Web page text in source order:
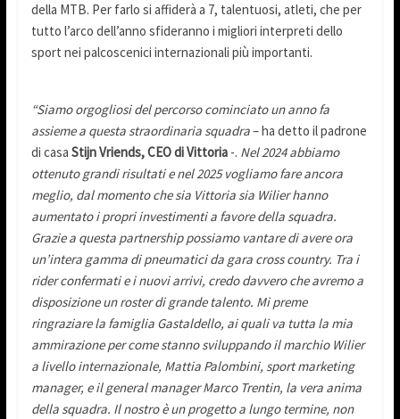
della MTB. Per farlo si affiderà a 7, talentuosi, atleti, che per
tutto l’arco dell’anno sfideranno i migliori interpreti dello
sport nei palcoscenici internazionali più importanti.
“Siamo orgogliosi del percorso cominciato un anno fa
assieme a questa straordinaria squadra– ha detto il padrone
di casa Stijn Vriends, CEO di Vittoria-. Nel 2024 abbiamo
ottenuto grandi risultati e nel 2025 vogliamo fare ancora
meglio, dal momento che sia Vittoria sia Wilier hanno
aumentato i propri investimenti a favore della squadra.
Grazie a questa partnership possiamo vantare di avere ora
un’intera gamma di pneumatici da gara cross country. Tra i
rider confermati e i nuovi arrivi, credo davvero che avremo a
disposizione un roster di grande talento. Mi preme
ringraziare la famiglia Gastaldello, ai quali va tutta la mia
ammirazione per come stanno sviluppando il marchio Wilier
a livello internazionale, Mattia Palombini, sport marketing
manager, e il general manager Marco Trentin, la vera anima
della squadra. Il nostro è un progetto a lungo termine, non